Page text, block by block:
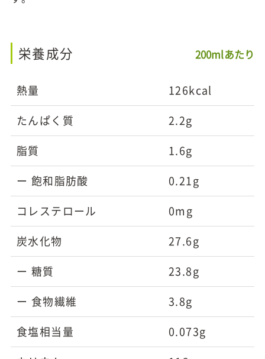
栄養成分 200mlあたり
熱量
126kcal
たんぱく質
2.2g
脂質
1.6g
ー 飽和脂肪酸
0.21g
コレステロール
0mg
炭水化物
27.6g
ー 糖質
23.8g
ー 食物繊維
3.8g
食塩相当量
0.073g